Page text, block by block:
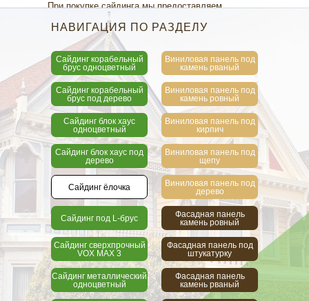
При покупке сайдинга мы предоставляем
письменные заводские гарантии.
НАВИГАЦИЯ ПО РАЗДЕЛУ
Сайдинг корабельный
брус под дерево
Сайдинг блок хаус
одноцветный
Сайдинг блок хаус под
дерево
Виниловая панель под
кирпич
Виниловая панель под
камень ровный
Виниловая панель под
камень рваный
Фасадная панель
камень ровный
Фасадная панель
камень рваный
Фасадная панель под
штукатурку
Сайдинг корабельный
брус одноцветный
Виниловая панель под
щепу
Виниловая панель под
дерево
Сайдинг под L-брус
Сайдинг сверхпрочный
VOX MAX 3
Сайдинг ёлочка
Сайдинг металлический
одноцветный